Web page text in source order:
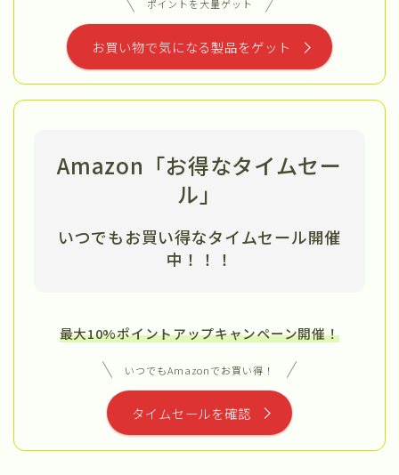
ポイントを大量ゲット
お買い物で気になる製品をゲット
Amazon「お得なタイムセー
ル」
いつでもお買い得なタイムセール開催
中 ！！！
最大10%ポイントアップキャンペーン開催！
いつでもAmazonでお買い得！
タイムセールを確認